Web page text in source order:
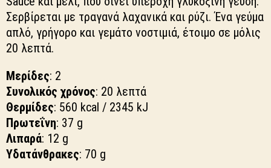
Σερβίρεται με τραγανά λαχανικά και ρύζι. Ένα γεύμα
απλό, γρήγορο και γεμάτο νοστιμιά, έτοιμο σε μόλις
20 λεπτά.
Μερίδες: 2
Συνολικός χρόνος: 20 λεπτά
Θερμίδες: 560 kcal / 2345 kJ
Πρωτεΐνη: 37 g
Λιπαρά: 12 g
Υδατάνθρακες: 70 g